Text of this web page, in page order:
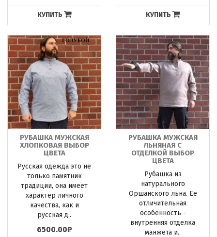
КУПИТЬ КУПИТЬ
РУБАШКА МУЖСКАЯ
ХЛОПКОВАЯ ВЫБОР
ЦВЕТА
Русская одежда это не
только памятник
традиции, она имеет
характер личного
качества, как и
русская д..
6500.00₽
РУБАШКА МУЖСКАЯ
ЛЬНЯНАЯ С
ОТДЕЛКОЙ ВЫБОР
ЦВЕТА
Рубашка из
натурального
Оршанского льна. Ее
отличительная
особенность -
внутренняя отделка
манжета и..